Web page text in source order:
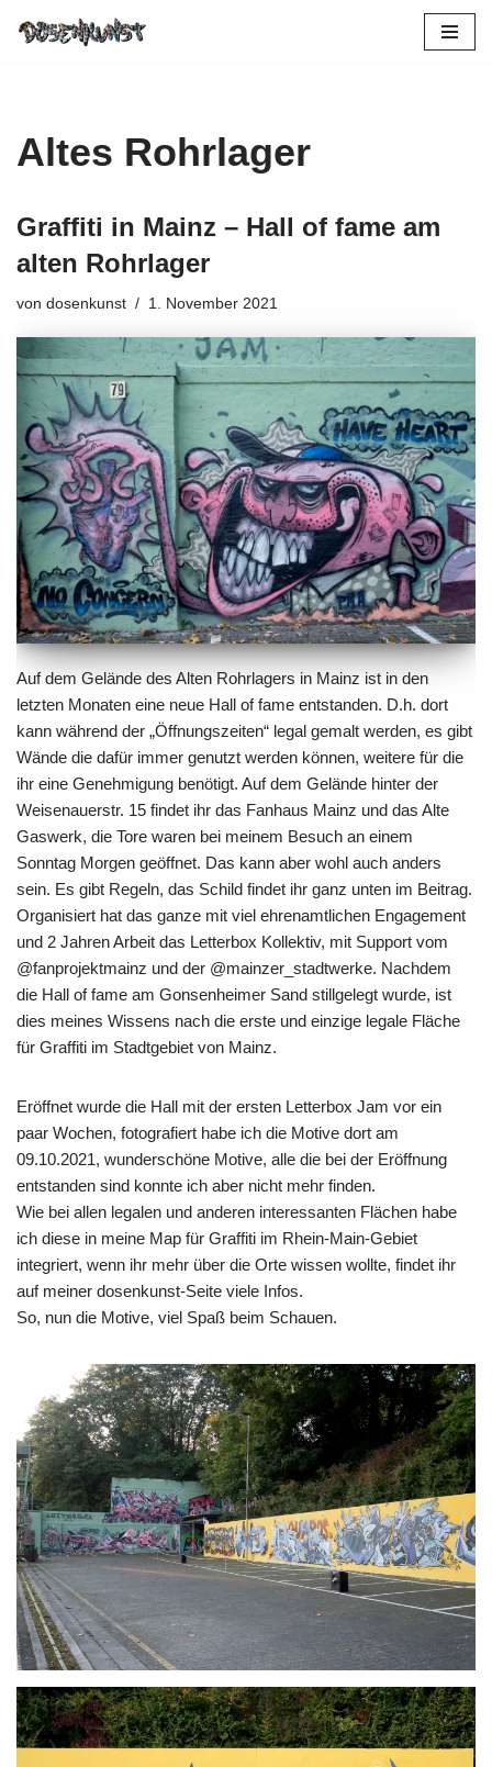
Altes Rohrlager
Graffiti in Mainz – Hall of fame am
alten Rohrlager
von dosenkunst 1. November 2021
Auf dem Gelände des Alten Rohrlagers in Mainz ist in den
letzten Monaten eine neue Hall of fame entstanden. D.h. dort
kann während der „Öffnungszeiten“ legal gemalt werden, es gibt
Wände die dafür immer genutzt werden können, weitere für die
ihr eine Genehmigung benötigt. Auf dem Gelände hinter der
Weisenauerstr. 15 findet ihr das Fanhaus Mainz und das Alte
Gaswerk, die Tore waren bei meinem Besuch an einem
Sonntag Morgen geöffnet. Das kann aber wohl auch anders
sein. Es gibt Regeln, das Schild findet ihr ganz unten im Beitrag.
Organisiert hat das ganze mit viel ehrenamtlichen Engagement
und 2 Jahren Arbeit das Letterbox Kollektiv, mit Support vom
@fanprojektmainz und der @mainzer_stadtwerke. Nachdem
die Hall of fame am Gonsenheimer Sand stillgelegt wurde, ist
dies meines Wissens nach die erste und einzige legale Fläche
für Graffiti im Stadtgebiet von Mainz.
Eröffnet wurde die Hall mit der ersten Letterbox Jam vor ein
paar Wochen, fotografiert habe ich die Motive dort am
09.10.2021, wunderschöne Motive, alle die bei der Eröffnung
entstanden sind konnte ich aber nicht mehr finden.
Wie bei allen legalen und anderen interessanten Flächen habe
ich diese in meine Map für Graffiti im Rhein-Main-Gebiet
integriert, wenn ihr mehr über die Orte wissen wollte, findet ihr
auf meiner dosenkunst-Seite viele Infos.
So, nun die Motive, viel Spaß beim Schauen.